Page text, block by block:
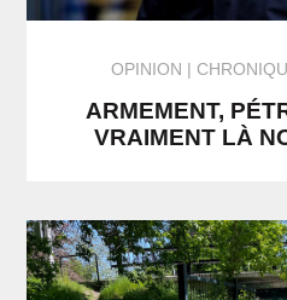
OPINION
ARMEMENT,
VRAIMENT LÀ